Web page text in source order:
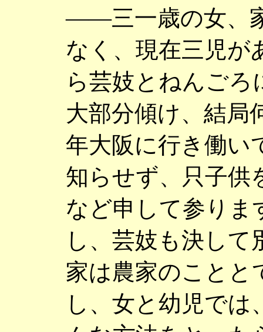
――三一歳の女、
なく、現在三児が
ら芸妓とねんごろ
大部分傾け、結局
年大阪に行き働い
知らせず、只子供
など申して参りま
し、芸妓も決し
家は農家のことと
し、女と幼児で